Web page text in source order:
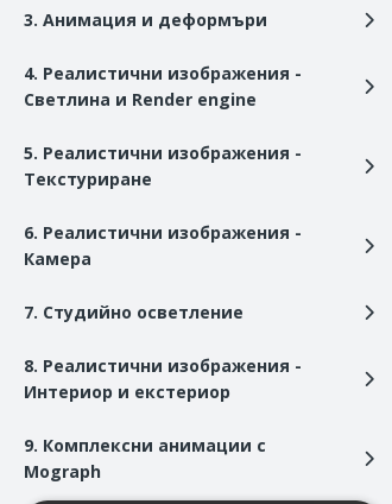
3. Анимация и деформъри
4. Реалистични изображения -
Светлина и Render engine
5. Реалистични изображения -
Текстуриране
6. Реалистични изображения -
Камера
7. Студийно осветление
8. Реалистични изображения -
Интериор и екстериор
9. Комплексни анимации с
Mograph